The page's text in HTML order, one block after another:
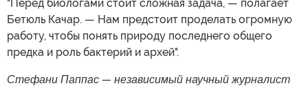
"Перед биологами стоит сложная задача, — полагает
Бетюль Качар. — Нам предстоит проделать огромную
работу, чтобы понять природу последнего общего
предка и роль бактерий и архей".
Стефани Паппас — независимый научный журналист